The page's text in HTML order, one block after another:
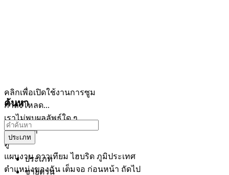
คลิกเพื่อเปิดใช้งานการซูม
กำลังโหลด...
เราไม่พบผลลัพธ์ใด ๆ
เปิดแผนที่
ดู
แผนงาน ดาวเทียม ไฮบริด ภูมิประเทศ
ตำแหน่งของฉัน เต็มจอ ก่อนหน้า ถัดไป
ค้นหา
ประเภท
ประเภท
ขายด่วน